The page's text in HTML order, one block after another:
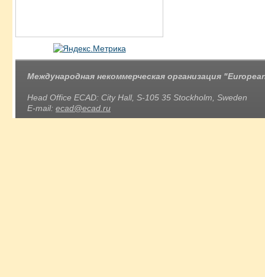
Международная некоммерческая организация
Head Office ECAD: City Hall, S-105 35 Stockholm, Sweden
E-mail: ecad@ecad.ru